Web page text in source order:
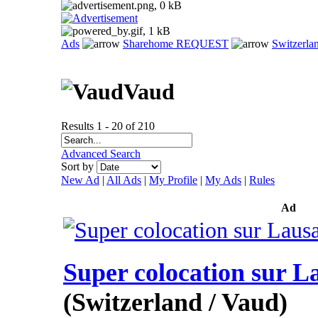
Ads Sharehome REQUEST
Vaud
Results 1 - 20 of 210
Advanced Search
Sort by
New Ad | All Ads | My Profile | My Ads | Rules
Ad
Super colocation sur
(Switzerland / Vaud)